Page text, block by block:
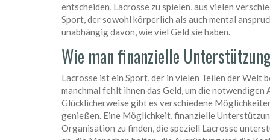
entscheiden, Lacrosse zu spielen, aus vielen
Sport, der sowohl körperlich als auch mental
unabhängig davon, wie viel Geld sie haben.
Wie man finanzielle
Lacrosse ist ein Sport, der in vielen Teilen der Welt
manchmal fehlt ihnen das Geld, um die
Glücklicherweise gibt es verschiedene
genießen. Eine Möglichkeit, finanzielle
Organisation zu finden, die speziell Lacrosse